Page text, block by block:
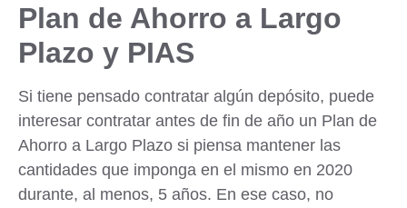
Plan de Ahorro a Largo
Plazo y PIAS
Si tiene pensado contratar algún depósito, puede
interesar contratar antes de fin de año un Plan de
Ahorro a Largo Plazo si piensa mantener las
cantidades que imponga en el mismo en 2020
durante, al menos, 5 años. En ese caso, no